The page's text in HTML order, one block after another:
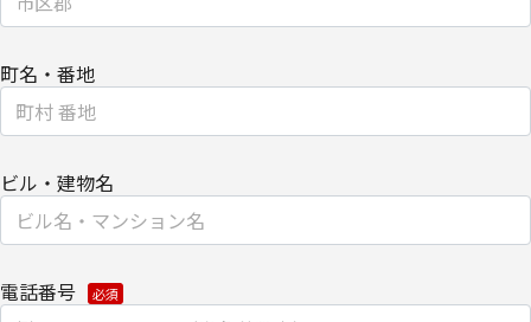
場合は、下記の[個人情報保護管理元・お問い合わせ先]にお問い合
また、お手続きの詳細については、以下をご参照ください。
・個人のお客さまのお手続き方法
このページは通信途上における第三者の不正なアクセスに備えて、
SSL（Secure Sockets Layer）による個人情報の暗号化またはこれ
に準ずるセキュリティ技術を施し、安全性の確保に努めます。
【個人情報保護管理者】
町名・番地
ビル・建物名
電話番号